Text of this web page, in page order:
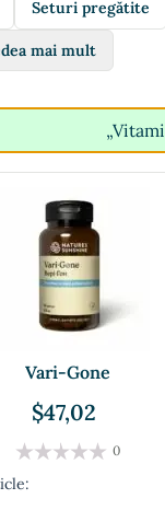
Seturi pregătite
mai mult
Vari-Gone
$47,02
0